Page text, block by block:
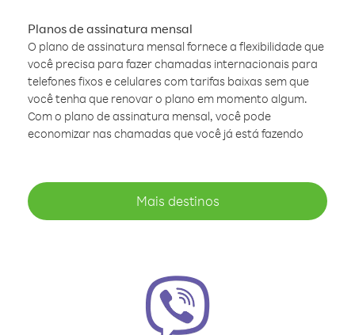
Planos de assinatura mensal
O plano de assinatura mensal fornece a flexibilidade que
você precisa para fazer chamadas internacionais para
telefones fixos e celulares com tarifas baixas sem que
você tenha que renovar o plano em momento algum.
Com o plano de assinatura mensal, você pode
economizar nas chamadas que você já está fazendo
Mais destinos